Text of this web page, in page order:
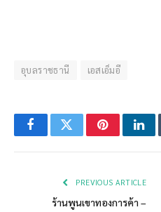
อุบลราชธานี เอสเอ็มอี
FacebookTwitterPinterest
PREVIOUS ARTICLE
ร้านพูนเขาทองการค้า –